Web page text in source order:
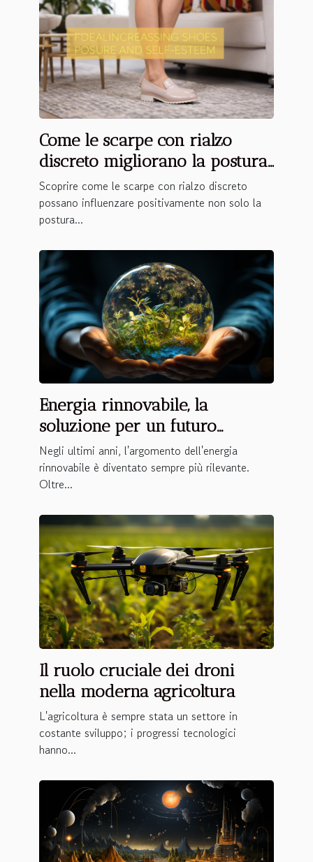
Come le scarpe con rialzo
discreto migliorano la postura
e l'autostima
Scoprire come le scarpe con rialzo discreto
possano influenzare positivamente non solo la
postura...
Energia rinnovabile, la
soluzione per un futuro
sostenibile?
Negli ultimi anni, l'argomento dell'energia
rinnovabile è diventato sempre più rilevante.
Oltre...
Il ruolo cruciale dei droni
nella moderna agricoltura
L'agricoltura è sempre stata un settore in
costante sviluppo; i progressi tecnologici
hanno...